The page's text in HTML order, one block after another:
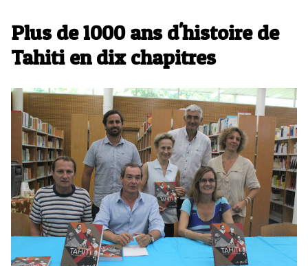
Plus de 1000 ans d'histoire de
Tahiti en dix chapitres